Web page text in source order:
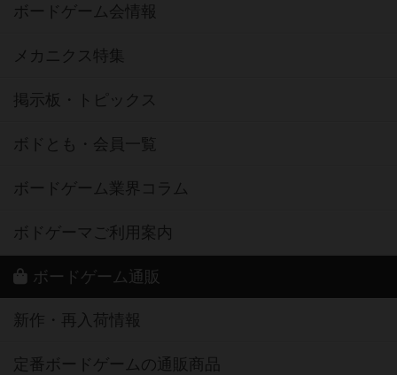
ボードゲーム会情報
メカニクス特集
掲示板・トピックス
ボドとも・会員一覧
ボードゲーム業界コラム
ボドゲーマご利用案内
ボードゲーム通販
新作・再入荷情報
定番ボードゲームの通販商品